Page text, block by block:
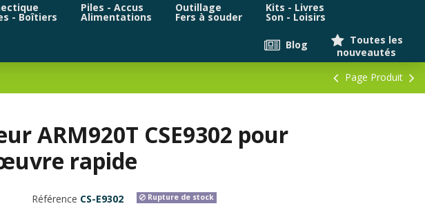
- Boîtiers
Piles - Accus
Alimentations
Outillage
Fers à souder
Kits - Livres
Son - Loisirs
Toutes les
nouveautés
Blog
Page Produit
ARM920T CSE9302 pour
rapide
Référence CS-E9302 Rupture de stock